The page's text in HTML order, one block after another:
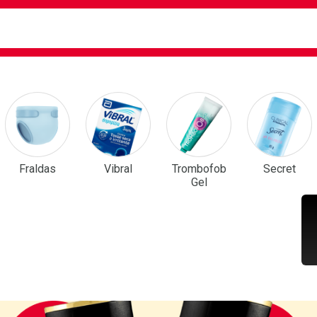
Destaque
Fraldas Vibral
Trombofob
Gel
Secret